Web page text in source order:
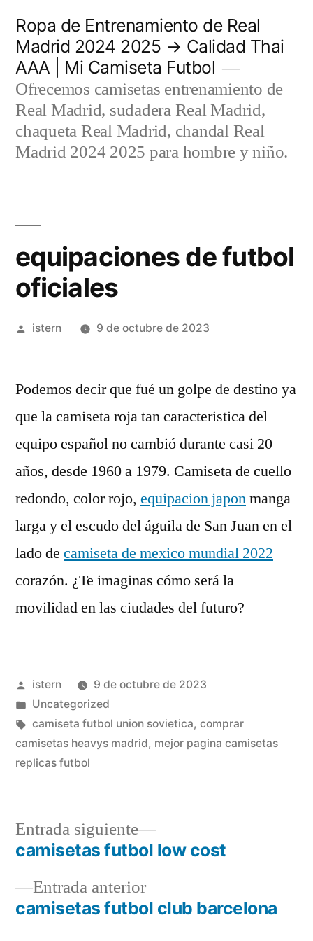
contenido
Ropa de Entrenamiento de Real
Madrid 2024 2025 → Calidad Thai
AAA | Mi Camiseta Futbol
Ofrecemos camisetas entrenamiento de
Real Madrid, sudadera Real Madrid,
chaqueta Real Madrid, chandal Real
Madrid 2024 2025 para hombre y niño.
equipaciones de futbol
oficiales
Publicado
istern 9 de octubre de 2023
Podemos decir que fué un golpe de destino ya
que la camiseta roja tan caracteristica del
equipo español no cambió durante casi 20
años, desde 1960 a 1979. Camiseta de cuello
redondo, color rojo, equipacion japonmanga
larga y el escudo del águila de San Juan en el
lado de camiseta de mexico mundial 2022
corazón. ¿Te imaginas cómo será la
movilidad en las ciudades del futuro?
Publicado
por
istern
9 de octubre de 2023
Publicado
en
Uncategorized
Etiquetas:
camiseta futbol union sovietica, comprar
camisetas heavys madrid, mejor pagina camisetas
replicas futbol
Navegación
deEntrada anteriorEntrada
anterior:
camisetas futbol club barcelona
Entrada siguiente
Entrada
siguiente:
camisetas futbol low cost